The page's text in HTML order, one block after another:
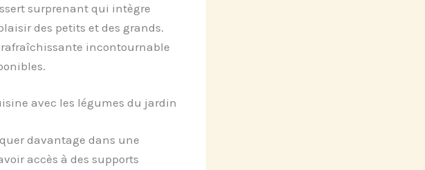
surprenant qui intègre
des petits et des grands.
incontournable
avec les légumes du jardin
davantage dans une
accès à des supports